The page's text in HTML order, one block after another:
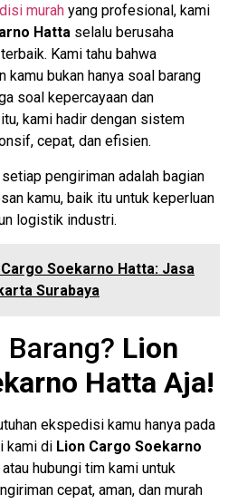
murah yang profesional, kami
Hatta selalu berusaha
Kami tahu bahwa
kamu bukan hanya soal barang
soal kepercayaan dan
kami hadir dengan sistem
cepat, dan efisien.
pengiriman adalah bagian
kamu, baik itu untuk keperluan
logistik industri.
Soekarno Hatta: Jasa
Surabaya
Lion
Hatta Aja!
ekspedisi kamu hanya pada
kami di Lion Cargo Soekarno
hubungi tim kami untuk
cepat, aman, dan murah